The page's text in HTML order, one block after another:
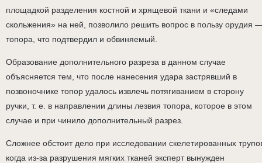
площадкой разделения костной и хрящевой ткани и «следами
скольжения» на ней, позволило решить вопрос в пользу орудия
топора, что подтвердил и обвиняемый.
Образование дополнительного разреза в данном случае
объясняется тем, что после нанесения удара застрявший в
позвоночнике топор удалось извлечь потягиванием в сторону
ручки, т. е. в направлении длины лезвия топора, которое в этом
случае и при чинило дополнительный разрез.
Сложнее обстоит дело при исследовании скелетированных
когда из-за разрушения мягких тканей эксперт вынужден